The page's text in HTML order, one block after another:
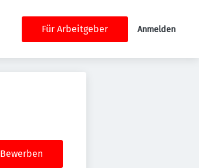
Für Arbeitgeber Anmelden
Bewerben